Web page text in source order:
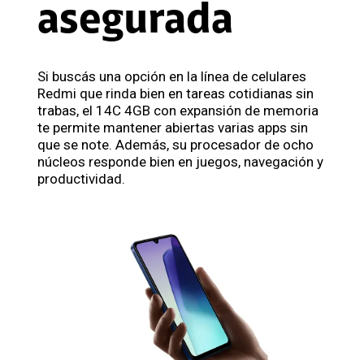
asegurada
Si buscás una opción en la línea de celulares
Redmi que rinda bien en tareas cotidianas sin
trabas, el 14C 4GB con expansión de memoria
te permite mantener abiertas varias apps sin
que se note. Además, su procesador de ocho
núcleos responde bien en juegos, navegación y
productividad.